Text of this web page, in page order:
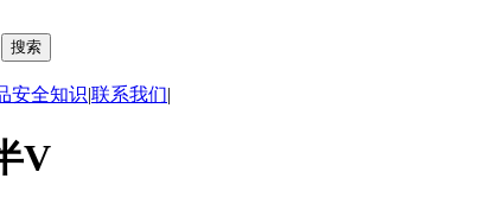
安全知识|联系我们|
V